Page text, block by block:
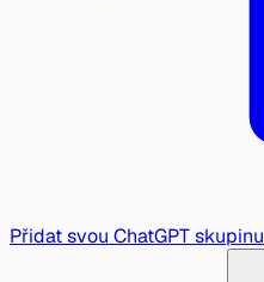
Přidat svou ChatGPT skupinu